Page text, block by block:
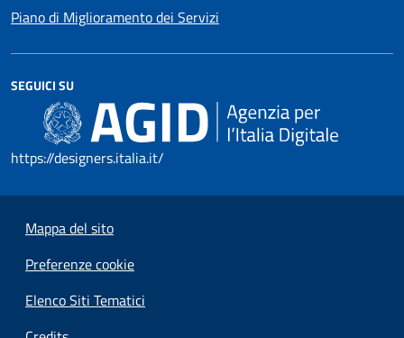
Piano di Miglioramento dei Servizi
SEGUICI SU
https://designers.italia.it/
Mappa del sito
Preferenze cookie
Elenco Siti Tematici